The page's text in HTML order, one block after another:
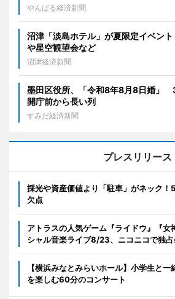
やんばる経済新聞
沼津「淡島ホテル」が夏限定イベン
や星空観望会など
沼津経済新聞
墨田区役所、「令和8年8月8日婚」
開庁前から長い列
すみだ経済新聞
プレスリリース
採光や資産価値より「駐車」がネック！
欠点
アトラスの人気ゲーム『ライドウ』『女
シャル音楽ライブ8/23、ニコニコで独
【横浜みなとみらいホール】小学生と
を楽しむ60分のコンサート